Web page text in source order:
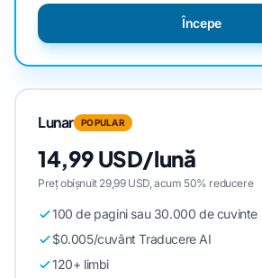
Începe
Lunar POPULAR
14,99 USD/lună
Preț obișnuit 29,99 USD, acum 50% reducere
100 de pagini sau 30.000 de cuvinte
$0.005/cuvânt Traducere AI
120+ limbi